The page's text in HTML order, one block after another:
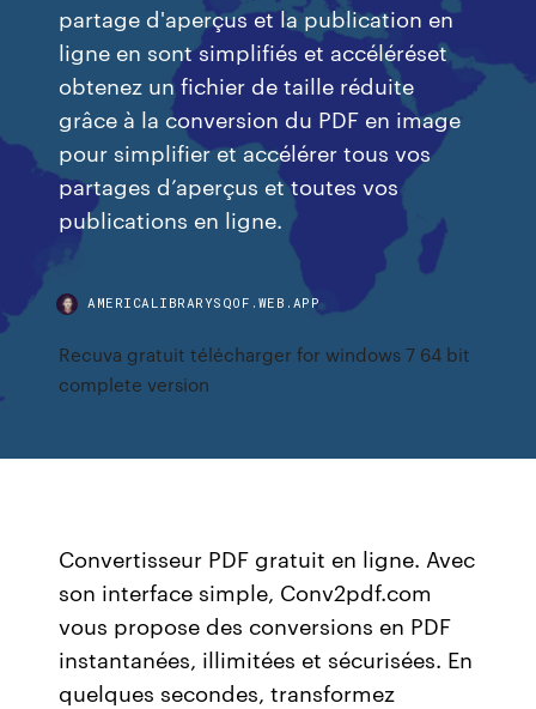
partage d'aperçus et la publication en
ligne en sont simplifiés et accéléréset
obtenez un fichier de taille réduite
grâce à la conversion du PDF en image
pour simplifier et accélérer tous vos
partages d’aperçus et toutes vos
publications en ligne.
AMERICALIBRARYSQOF.WEB.APP
Recuva gratuit télécharger for windows 7 64 bit
complete version
Convertisseur PDF gratuit en ligne. Avec
son interface simple, Conv2pdf.com
vous propose des conversions en PDF
instantanées, illimitées et sécurisées. En
quelques secondes, transformez